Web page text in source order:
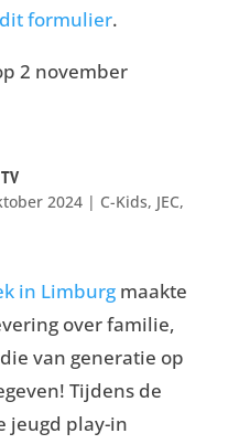
dit formulier.
2 november
2024| C-Kids, JEC,
in Limburgmaakte
over familie,
van generatie op
Tijdens de
jeugd play-in